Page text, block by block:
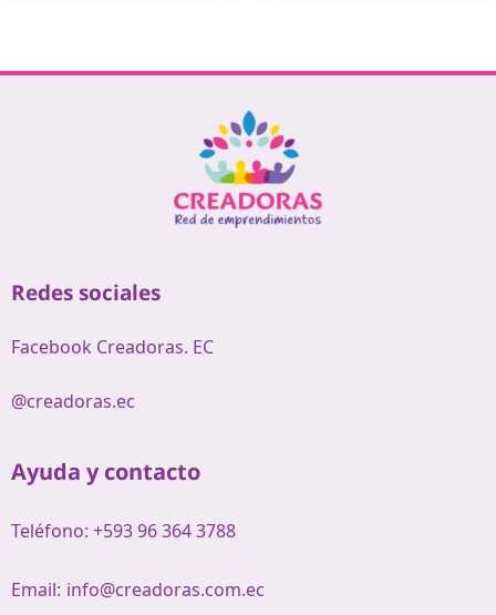
Redes sociales
Facebook Creadoras. EC
@creadoras.ec
Ayuda y contacto
Teléfono: +593 96 364 3788
Email: info@creadoras.com.ec